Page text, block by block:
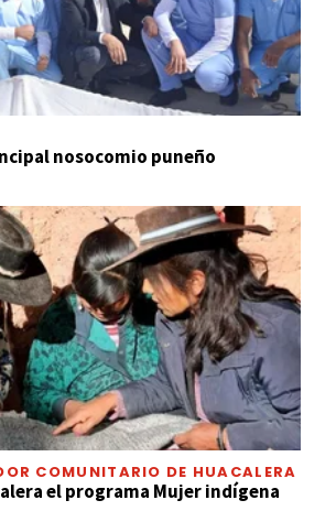
nosocomio puneño
COMUNITARIO DE HUACALERA
el programa Mujer indígena